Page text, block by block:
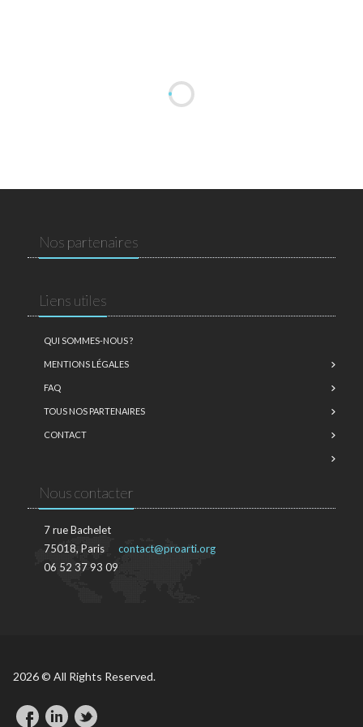
Nos partenaires
Liens utiles
QUI SOMMES-NOUS ?
MENTIONS LÉGALES
FAQ
TOUS NOS PARTENAIRES
CONTACT
Nous contacter
7 rue Bachelet
75018, Paris
06 52 37 93 09
contact@proarti.org
2026 © All Rights Reserved.